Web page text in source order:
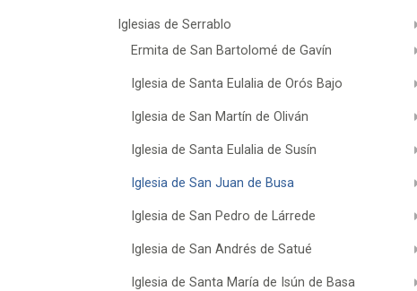
Iglesias de Serrablo
Ermita de San Bartolomé de Gavín
Iglesia de Santa Eulalia de Orós Bajo
Iglesia de San Martín de Oliván
Iglesia de Santa Eulalia de Susín
Iglesia de San Juan de Busa
Iglesia de San Pedro de Lárrede
Iglesia de San Andrés de Satué
Iglesia de Santa María de Isún de Basa